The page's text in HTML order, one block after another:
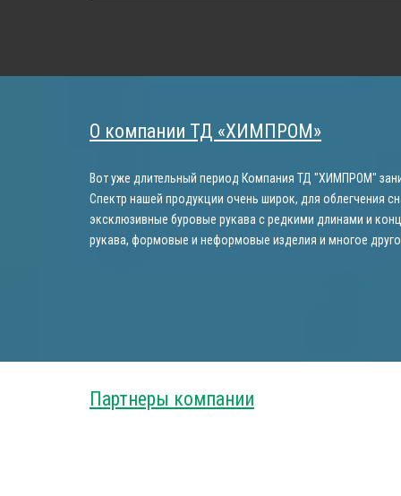
О компании ТД «ХИМПРОМ»
Вот уже длительный период Компания ТД "ХИМПРОМ"
Спектр нашей продукции очень широк, для облегчения
эксклюзивные буровые рукава с редкими длинами и
рукава, формовые и неформовые изделия и многое
Партнеры компании